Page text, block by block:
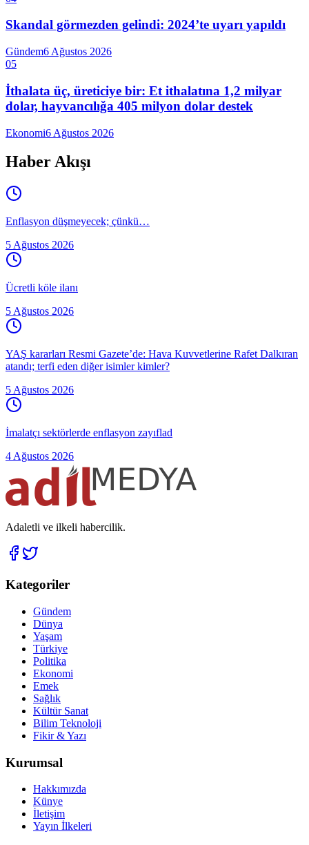
Skandal görmezden gelindi: 2024’te uyarı yapıldı
Gündem6 Ağustos 2026
05
İthalata üç, üreticiye bir: Et ithalatına 1,2 milyar
dolar, hayvancılığa 405 milyon dolar destek
Ekonomi6 Ağustos 2026
Haber Akışı
Enflasyon düşmeyecek; çünkü…
5 Ağustos 2026
Ücretli köle ilanı
5 Ağustos 2026
YAŞ kararları Resmi Gazete’de: Hava Kuvvetlerine Rafet Dalkıran
atandı; terfi eden diğer isimler kimler?
5 Ağustos 2026
İmalatçı sektörlerde enflasyon zayıflad
4 Ağustos 2026
Adaletli ve ilkeli habercilik.
Kategoriler
Gündem
Dünya
Yaşam
Türkiye
Politika
Ekonomi
Emek
Sağlık
Kültür Sanat
Bilim Teknoloji
Fikir & Yazı
Kurumsal
Hakkımızda
Künye
İletişim
Yayın İlkeleri